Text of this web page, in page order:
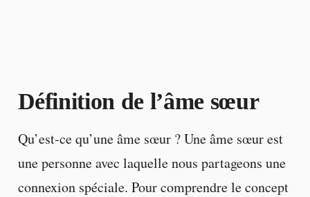
Définition de l’âme sœur
Qu’est-ce qu’une âme sœur ? Une âme sœur est
une personne avec laquelle nous partageons une
connexion spéciale. Pour comprendre le concept